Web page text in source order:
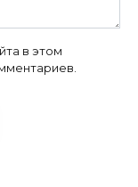
в этом